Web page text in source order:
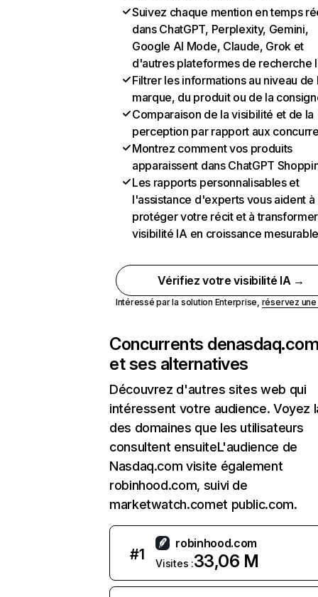
Suivez chaque mention en temps
dans ChatGPT, Perplexity, Gemini,
Google AI Mode, Claude, Grok et
d'autres plateformes de recherche
Filtrer les informations au niveau de
marque, du produit ou de la
Comparaison de la visibilité et de la
perception par rapport aux
Montrez comment vos produits
apparaissent dans ChatGPT
Les rapports personnalisables et
l'assistance d'experts vous aident à
protéger votre récit et à
visibilité IA en croissance
Vérifiez votre visibilité IA →
Intéressé par la solution Enterprise, réservez
Concurrents de
et ses alternatives
Découvrez d'autres sites web qui
intéressent votre audience. Voyez
des domaines que les utilisateurs
consultent ensuiteL'audience de
Nasdaq.com visite également
robinhood.com, suivi de
marketwatch.comet public.com.
#1
robinhood.com
Visites :33,06 M